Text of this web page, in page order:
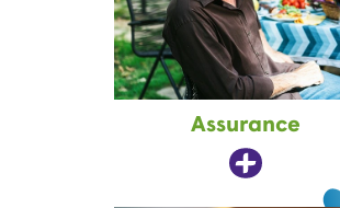
Assurance